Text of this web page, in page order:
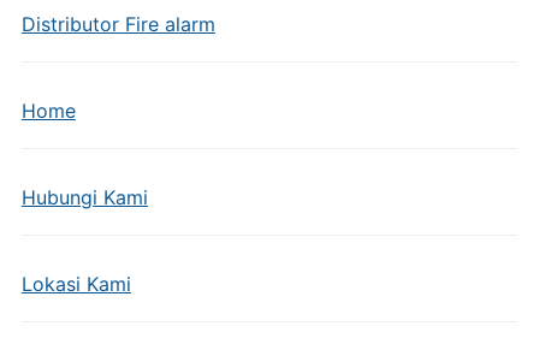
Distributor Fire alarm
Home
Hubungi Kami
Lokasi Kami